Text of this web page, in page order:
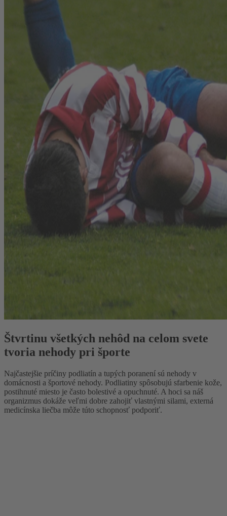
Štvrtinu všetkých nehôd na celom svete
tvoria nehody pri športe
Najčastejšie príčiny podliatín a tupých poranení sú nehody v
domácnosti a športové nehody. Podliatiny spôsobujú sfarbenie kože,
postihnuté miesto je často bolestivé a opuchnuté. A hoci sa náš
organizmus dokáže veľmi dobre zahojiť vlastnými silami, externá
medicínska liečba môže túto schopnosť podporiť.